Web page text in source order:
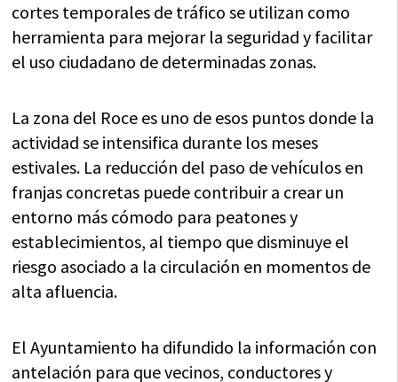
cortes temporales de tráfico se utilizan como
herramienta para mejorar la seguridad y facilitar
el uso ciudadano de determinadas zonas.
La zona del Roce es uno de esos puntos donde la
actividad se intensifica durante los meses
estivales. La reducción del paso de vehículos en
franjas concretas puede contribuir a crear un
entorno más cómodo para peatones y
establecimientos, al tiempo que disminuye el
riesgo asociado a la circulación en momentos de
alta afluencia.
El Ayuntamiento ha difundido la información con
antelación para que vecinos, conductores y